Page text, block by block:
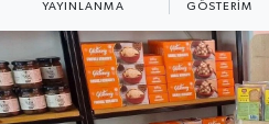
YAYINLANMA GÖSTERIM